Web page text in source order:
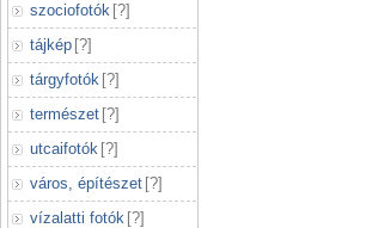
szociofotók [?]
tájkép [?]
tárgyfotók [?]
természet [?]
utcaifotók [?]
város, építészet [?]
vízalatti fotók [?]